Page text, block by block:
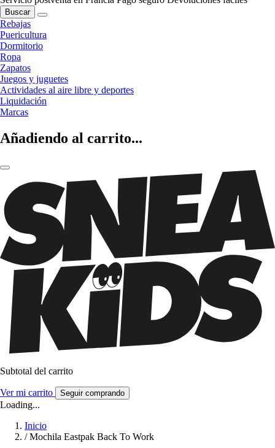
Buscar
Rebajas
Puericultura
Dormitorio
Ropa
Zapatos
Juegos y juguetes
Actividades al aire libre y deportes
Liquidación
Marcas
Añadiendo al carrito...
Subtotal del carrito
Ver mi carrito Seguir comprando
Loading...
Inicio
/ Mochila Eastpak Back To Work